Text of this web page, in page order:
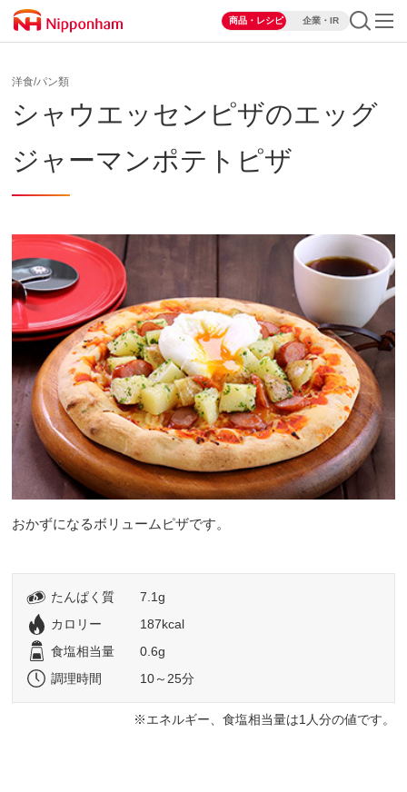
商品・レシピ 企業・IR
洋食/パン類
シャウエッセンピザのエッグ
ジャーマンポテトピザ
おかずになるボリュームピザです。
たんぱく質
7.1g
カロリー
187kcal
食塩相当量
0.6g
調理時間
10～25分
エネルギー、食塩相当量は1人分の値です。